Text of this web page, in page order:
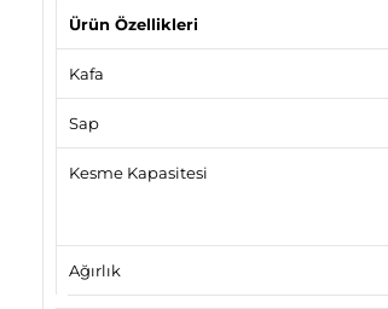
Ürün Özellikleri
Kafa
Sap
Kesme Kapasitesi
Ağırlık